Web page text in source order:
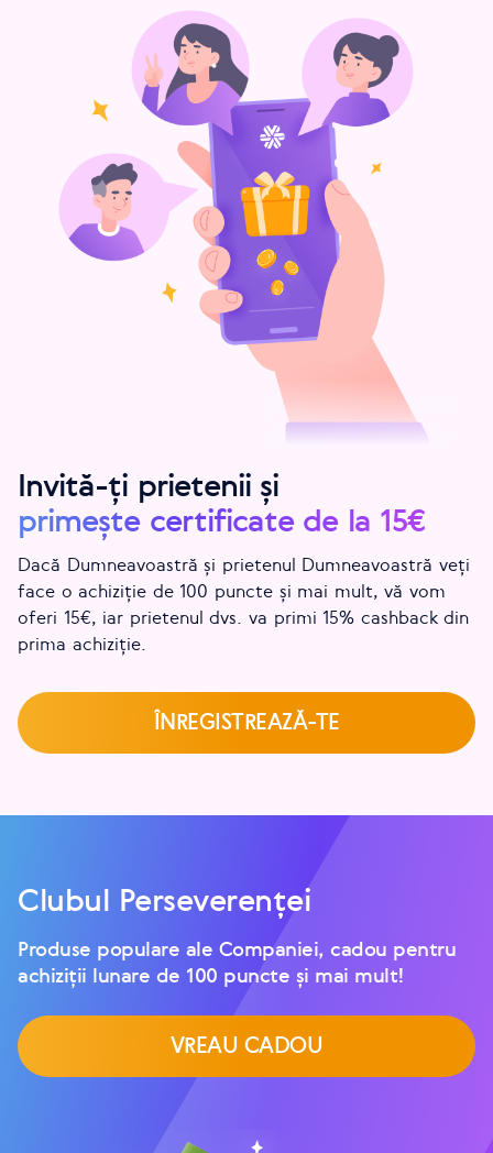
Invită-ți prietenii și
primește certificate de la 15€
Dacă Dumneavoastră și prietenul Dumneavoastră veți
face o achiziție de 100 puncte și mai mult, vă vom
oferi 15€, iar prietenul dvs. va primi 15% cashback din
prima achiziție.
ÎNREGISTREAZĂ-TE
Clubul Perseverenței
Produse populare ale Companiei, cadou pentru
achiziții lunare de 100 puncte și mai mult!
VREAU CADOU